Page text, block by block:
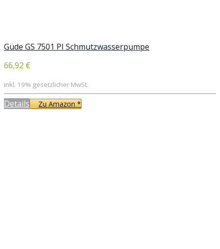
Güde GS 7501 PI Schmutzwasserpumpe
66,92 €
inkl. 19% gesetzlicher MwSt.
Details Zu Amazon *